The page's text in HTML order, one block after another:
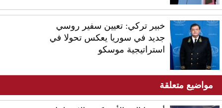
خبير تركي: تعيين سفير روسي
جديد في سوريا يعكس تحولا في
استراتيجية موسكو
مواضيع متعلقة